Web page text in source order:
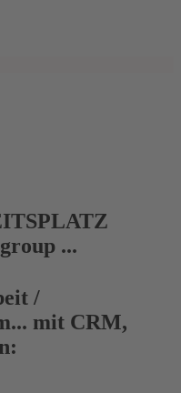
...
/
mit CRM,